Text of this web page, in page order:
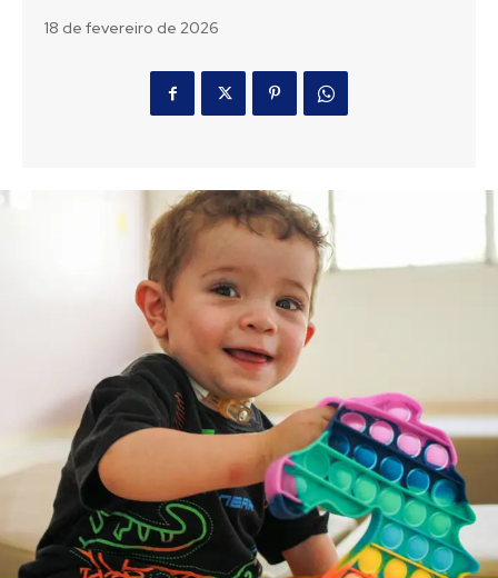
18 de fevereiro de 2026